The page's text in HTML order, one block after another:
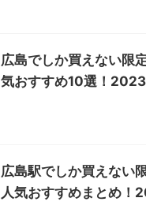
広島でしか買えない限
気おすすめ10選！
広島駅でしか買えない
人気おすすめまとめ！